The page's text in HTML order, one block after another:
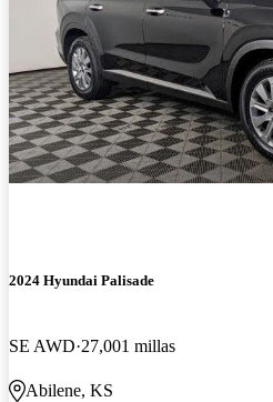
2024 Hyundai Palisade
SE AWD 27,001 millas
Abilene, KS